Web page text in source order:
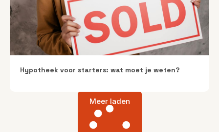
Hypotheek voor starters: wat moet je weten?
Meer laden